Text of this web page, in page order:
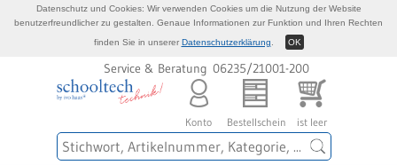
Service & Beratung 06235/21001-200
Konto Bestellschein ist leer
Datenschutz und Cookies: Wir verwenden Cookies um die Nutzung der Website
benutzerfreundlicher zu gestalten. Genaue Informationen zur Funktion und Ihren Rechten
finden Sie in unserer Datenschutzerklärung OK